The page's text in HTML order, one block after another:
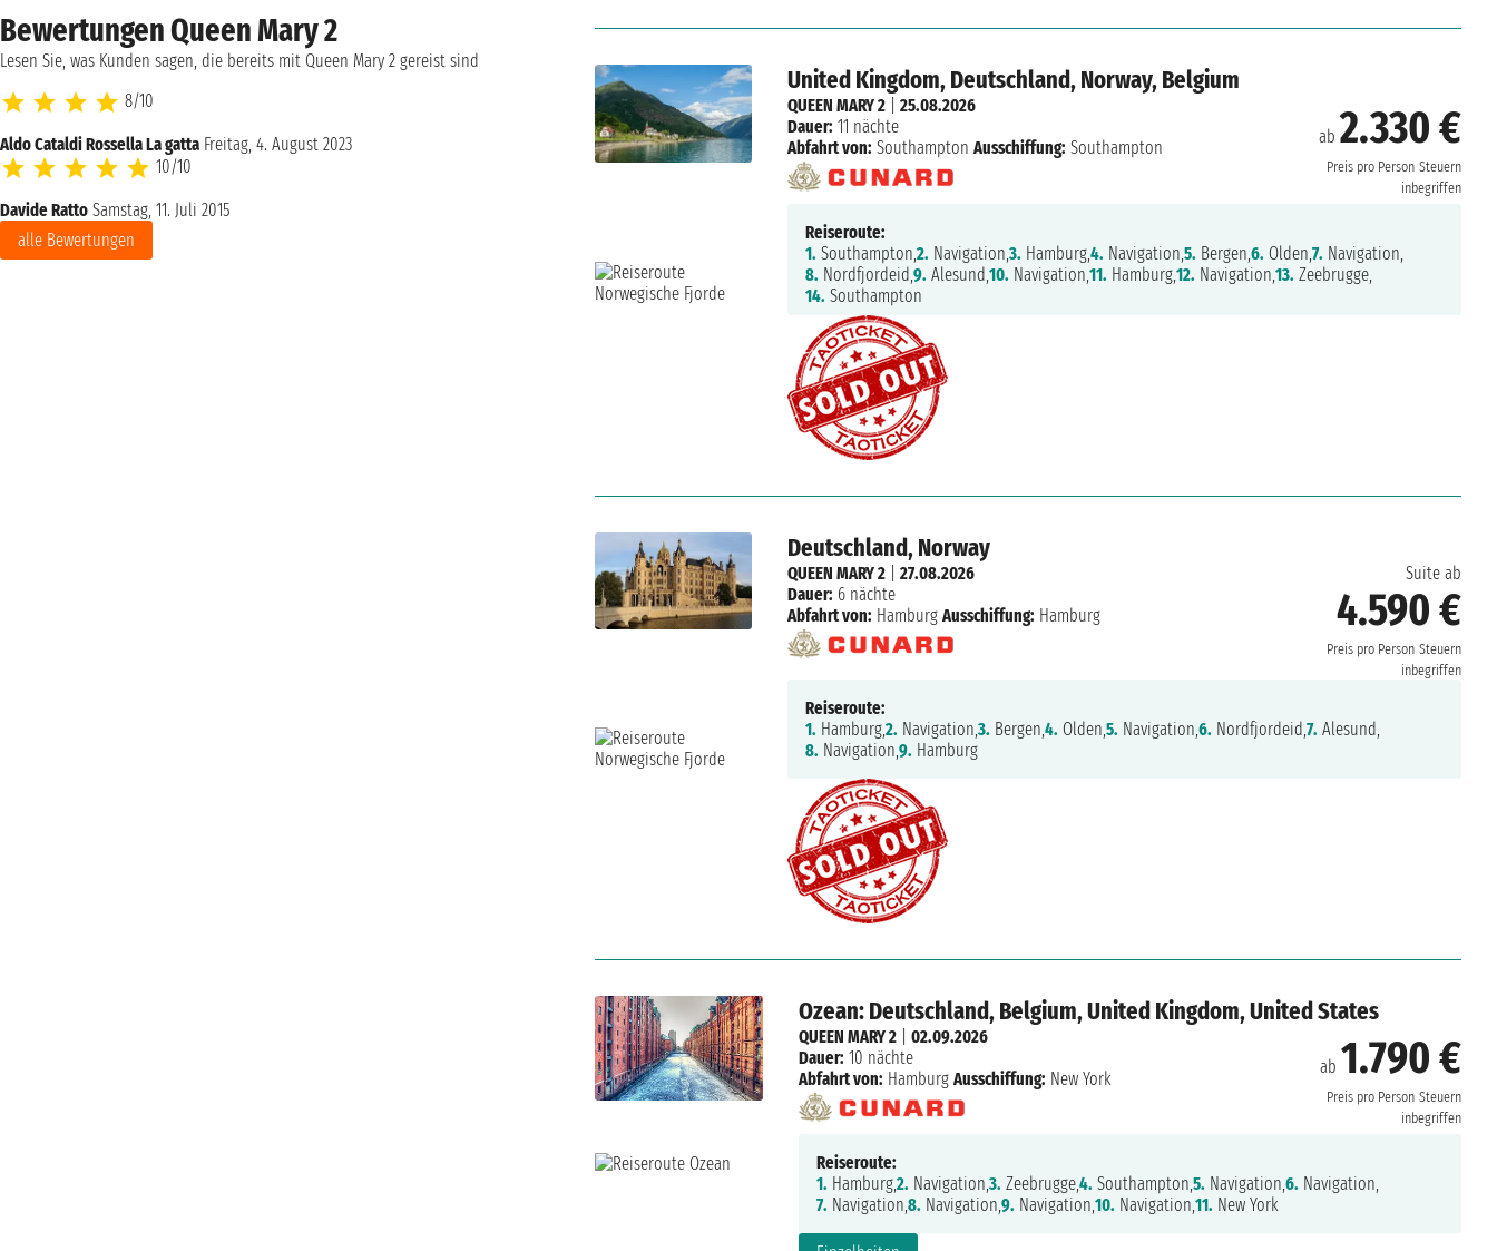
United Kingdom, Deutschland, Norway, Belgium
ab 2.330 €
Preis pro Person Steuern
inbegriffen
QUEEN MARY 2 |25.08.2026
Dauer: 11 nächte
Abfahrt von: Southampton Ausschiffung: Southampton
Reiseroute:
1. Southampton,2. Navigation,3. Hamburg,4. Navigation,5. Bergen,6. Olden,7. Navigation,
8. Nordfjordeid,9. Alesund,10. Navigation,11. Hamburg,12. Navigation,13. Zeebrugge,
14. Southampton
Deutschland, Norway
Suite ab
4.590 €
Preis pro Person Steuern
inbegriffen
QUEEN MARY 2 |27.08.2026
Dauer: 6 nächte
Abfahrt von: Hamburg Ausschiffung: Hamburg
Reiseroute:
1. Hamburg,2. Navigation,3. Bergen,4. Olden,5. Navigation,6. Nordfjordeid,7. Alesund,
8. Navigation,9. Hamburg
Ozean: Deutschland, Belgium, United Kingdom, United States
ab 1.790 €
Preis pro Person Steuern
inbegriffen
QUEEN MARY 2 |02.09.2026
Dauer: 10 nächte
Abfahrt von: Hamburg Ausschiffung: New York
Reiseroute:
1. Hamburg,2. Navigation,3. Zeebrugge,4. Southampton,5. Navigation,6. Navigation,
7. Navigation,8. Navigation,9. Navigation,10. Navigation,11. New York
Bewertungen Queen Mary 2
Lesen Sie, was Kunden sagen, die bereits mit Queen Mary 2 gereist sind
8/10
Aldo Cataldi Rossella La gatta Freitag, 4. August 2023
10/10
Davide Ratto Samstag, 11. Juli 2015
alle Bewertungen